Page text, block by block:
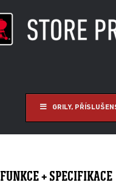
GRILY,
FUNKCE + SPECIFIKACE